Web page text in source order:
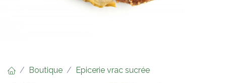
Boutique
Epicerie vrac sucrée